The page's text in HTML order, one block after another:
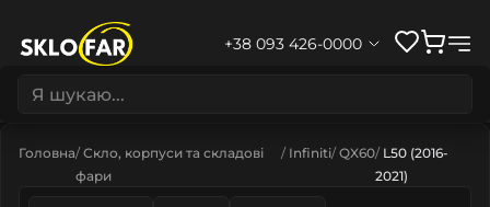
+38 093 426-0000
Головна Скло, корпуси та складові
фари
Infiniti QX60 L50 (2016-
2021)